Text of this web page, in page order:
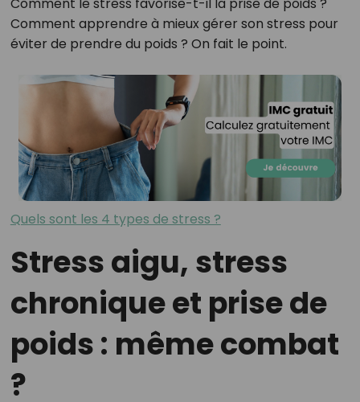
Comment apprendre à mieux gérer son stress pour
éviter de prendre du poids ? On fait le point.
Quels sont les 4 types de stress ?
Stress aigu, stress
chronique et prise de
poids : même combat
?